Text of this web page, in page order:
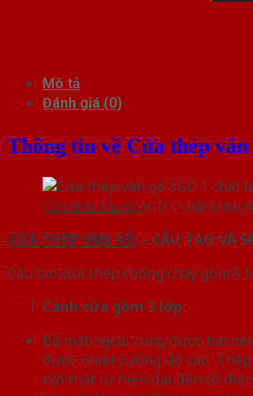
Mô tả
Đánh giá (0)
Thông tin về Cửa thép vân
Cửa thép vân gỗ SGD 1 chất lượng
CỬA THÉP VÂN GỖ – CẤU TẠO VÀ
Cấu tạo cửa thép chống cháy gồm 5
Cánh cửa gồm 3 lớp
Bề mặt ngoài cùng được tạo
được nhiệt cường độ cao.
nội thất từ hiện đại đến cổ